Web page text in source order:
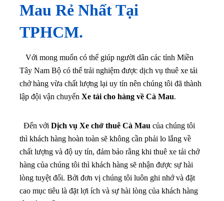
Mau Rẻ Nhất Tại
TPHCM.
Với mong muốn có thể giúp người dân các tỉnh Miền
Tây Nam Bộ có thể trải nghiệm được dịch vụ thuê xe tải
chở hàng vừa chất lượng lại uy tín nên chúng tôi đã thành
lập đội vận chuyển Xe tải cho hàng về Cà Mau.
Đến với Dịch vụ Xe chở thuê Cà Mau của chúng tôi
thì khách hàng hoàn toàn sẽ không cần phải lo lắng về
chất lượng và độ uy tín, đảm bảo rằng khi thuê xe tải chở
hàng của chúng tôi thì khách hàng sẽ nhận được sự hài
lòng tuyệt đối. Bởi đơn vị chúng tôi luôn ghi nhớ và đặt
cao mục tiêu là đặt lợi ích và sự hài lòng của khách hàng